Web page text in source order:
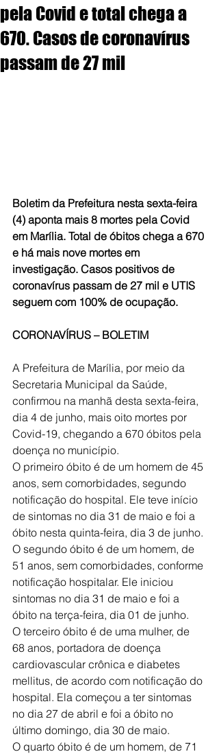
pela Covid e total chega a
670. Casos de coronavírus
passam de 27 mil
Boletim da Prefeitura nesta sexta-feira
(4) aponta mais 8 mortes pela Covid
em Marília. Total de óbitos chega a 670
e há mais nove mortes em
investigação. Casos positivos de
coronavírus passam de 27 mil e UTIS
seguem com 100% de ocupação.
CORONAVÍRUS – BOLETIM
A Prefeitura de Marília, por meio da
Secretaria Municipal da Saúde,
confirmou na manhã desta sexta-feira,
dia 4 de junho, mais oito mortes por
Covid-19, chegando a 670 óbitos pela
doença no município.
O primeiro óbito é de um homem de 45
anos, sem comorbidades, segundo
notificação do hospital. Ele teve início
de sintomas no dia 31 de maio e foi a
óbito nesta quinta-feira, dia 3 de junho.
O segundo óbito é de um homem, de
51 anos, sem comorbidades, conforme
notificação hospitalar. Ele iniciou
sintomas no dia 31 de maio e foi a
óbito na terça-feira, dia 01 de junho.
O terceiro óbito é de uma mulher, de
68 anos, portadora de doença
cardiovascular crônica e diabetes
mellitus, de acordo com notificação do
hospital. Ela começou a ter sintomas
no dia 27 de abril e foi a óbito no
último domingo, dia 30 de maio.
O quarto óbito é de um homem, de 71